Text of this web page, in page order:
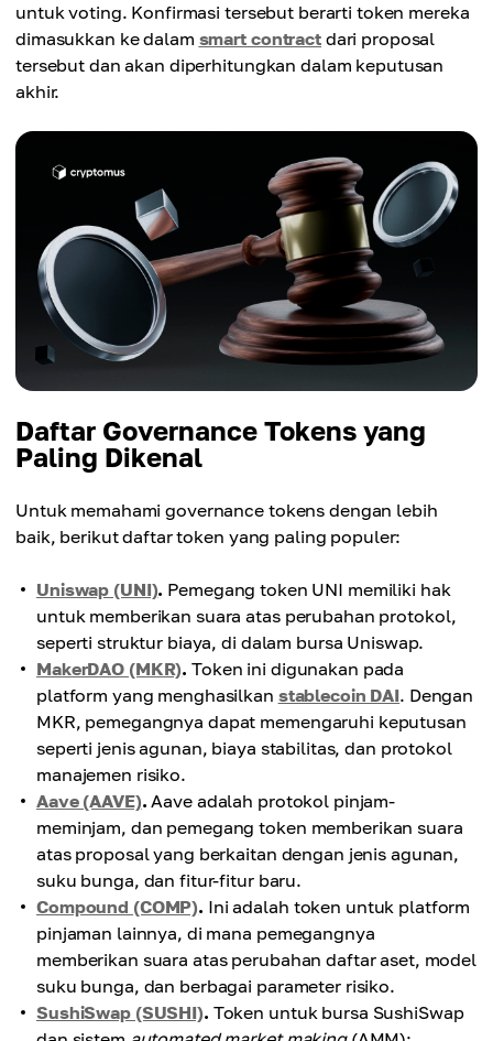
untuk voting. Konfirmasi tersebut berarti token mereka
dimasukkan ke dalam smart contractdari proposal
tersebut dan akan diperhitungkan dalam keputusan
akhir.
Daftar Governance Tokens yang
Paling Dikenal
Untuk memahami governance tokens dengan lebih
baik, berikut daftar token yang paling populer:
Uniswap (UNI). Pemegang token UNI memiliki hak
untuk memberikan suara atas perubahan protokol,
seperti struktur biaya, di dalam bursa Uniswap.
MakerDAO (MKR). Token ini digunakan pada
platform yang menghasilkan stablecoin DAI. Dengan
MKR, pemegangnya dapat memengaruhi keputusan
seperti jenis agunan, biaya stabilitas, dan protokol
manajemen risiko.
Aave (AAVE). Aave adalah protokol pinjam-
meminjam, dan pemegang token memberikan suara
atas proposal yang berkaitan dengan jenis agunan,
suku bunga, dan fitur-fitur baru.
Compound (COMP). Ini adalah token untuk platform
pinjaman lainnya, di mana pemegangnya
memberikan suara atas perubahan daftar aset, model
suku bunga, dan berbagai parameter risiko.
SushiSwap (SUSHI). Token untuk bursa SushiSwap